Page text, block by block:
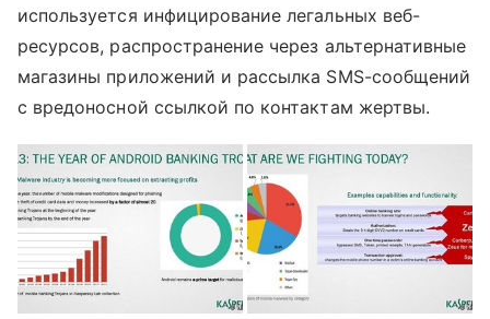
используется инфицирование легальных веб-
ресурсов, распространение через альтернативные
магазины приложений и рассылка SMS-сообщений
с вредоносной ссылкой по контактам жертвы.